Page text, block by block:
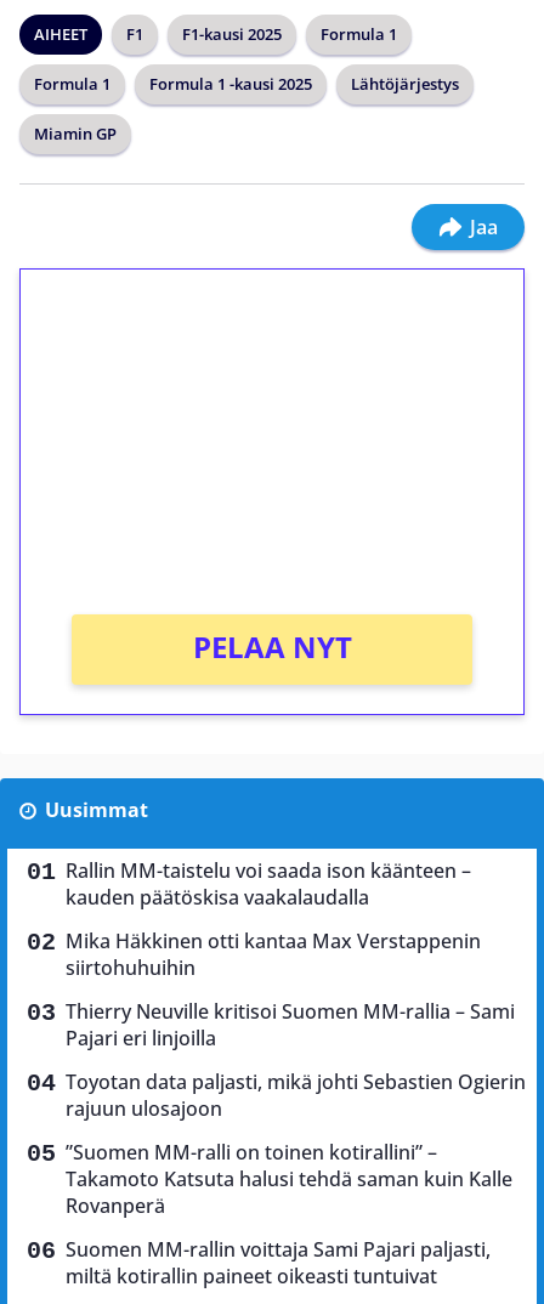
AIHEET F1 F1-kausi 2025 Formula 1
Formula 1 Formula 1 -kausi 2025 Lähtöjärjestys
Miamin GP
Jaa
PELAA NYT
Uusimmat
Rallin MM-taistelu voi saada ison käänteen –
kauden päätöskisa vaakalaudalla
Mika Häkkinen otti kantaa Max Verstappenin
siirtohuhuihin
Thierry Neuville kritisoi Suomen MM-rallia – Sami
Pajari eri linjoilla
Toyotan data paljasti, mikä johti Sebastien Ogierin
rajuun ulosajoon
”Suomen MM-ralli on toinen kotirallini” –
Takamoto Katsuta halusi tehdä saman kuin Kalle
Rovanperä
Suomen MM-rallin voittaja Sami Pajari paljasti,
miltä kotirallin paineet oikeasti tuntuivat